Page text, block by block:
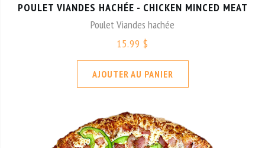
POULET VIANDES HACHÉE - CHICKEN MINCED MEAT
Poulet Viandes hachée
15.99 $
AJOUTER AU PANIER